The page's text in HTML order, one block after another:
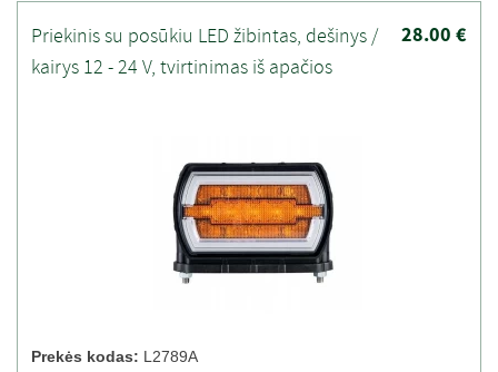
28.00 €
Priekinis su posūkiu LED žibintas, dešinys /
kairys 12 - 24 V, tvirtinimas iš apačios
Prekės kodas: L2789A